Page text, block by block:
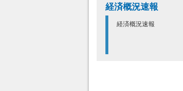
経済概況速報
経済概況速報